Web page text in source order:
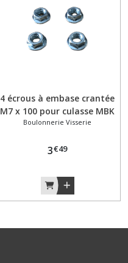
4 écrous à embase crantée
M7 x 100 pour culasse MBK
51 Motobécane 88 moteur
Boulonnerie Visserie
3€49